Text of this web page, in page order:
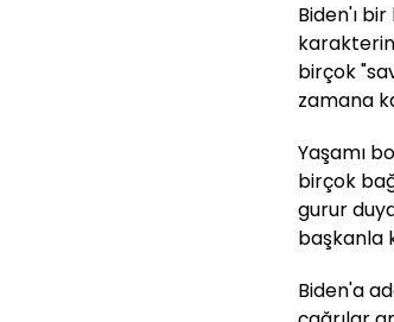
Biden'ı
birçok
zamana
Yaşamı
birçok
gurur
başkanla
Biden'a